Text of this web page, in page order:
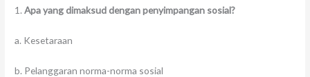
1.Apa yang dimaksud dengan penyimpangan sosial?
a. Kesetaraan
b. Pelanggaran norma-norma sosial